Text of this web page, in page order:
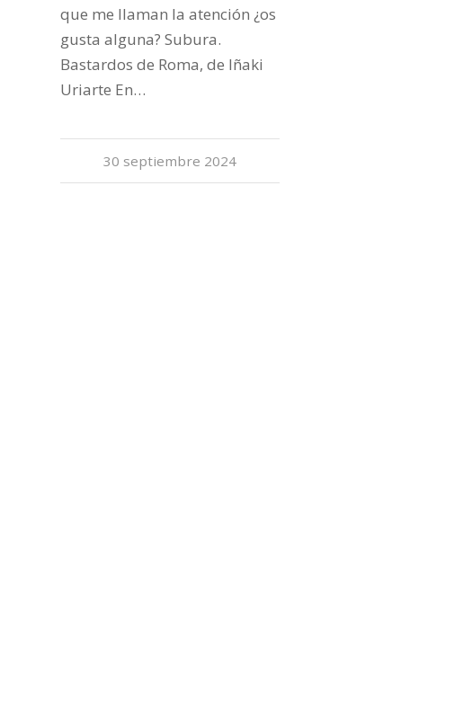
que me llaman la atención ¿os
gusta alguna? Subura.
Bastardos de Roma, de Iñaki
Uriarte En…
30 septiembre 2024